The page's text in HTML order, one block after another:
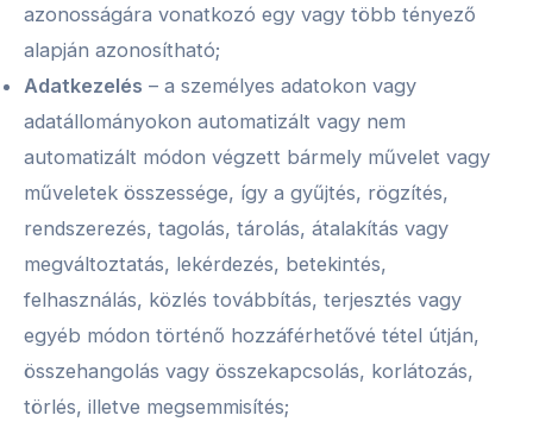
azonosságára vonatkozó egy vagy több tényező
alapján azonosítható;
Adatkezelés – a személyes adatokon vagy
adatállományokon automatizált vagy nem
automatizált módon végzett bármely művelet vagy
műveletek összessége, így a gyűjtés, rögzítés,
rendszerezés, tagolás, tárolás, átalakítás vagy
megváltoztatás, lekérdezés, betekintés,
felhasználás, közlés továbbítás, terjesztés vagy
egyéb módon történő hozzáfér­hetővé tétel útján,
összehangolás vagy összekapcsolás, korlátozás,
törlés, illetve megsemmisítés;